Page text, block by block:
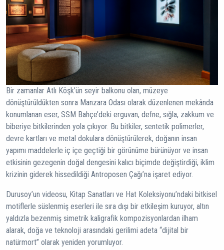
Bir zamanlar Atlı Köşk’ün seyir balkonu olan, müzeye
dönüştürüldükten sonra Manzara Odası olarak düzenlenen mekânda
konumlanan eser, SSM Bahçe’deki erguvan, defne, sığla, zakkum ve
biberiye bitkilerinden yola çıkıyor. Bu bitkiler, sentetik polimerler,
devre kartları ve metal dokulara dönüştürülerek, doğanın insan
yapımı maddelerle iç içe geçtiği bir görünüme bürünüyor ve insan
etkisinin gezegenin doğal dengesini kalıcı biçimde değiştirdiği, iklim
krizinin giderek hissedildiği Antroposen Çağı’na işaret ediyor.
Durusoy’un videosu, Kitap Sanatları ve Hat Koleksiyonu’ndaki bitkisel
motiflerle süslenmiş eserleri ile sıra dışı bir etkileşim kuruyor, altın
yaldızla bezenmiş simetrik kaligrafik kompozisyonlardan ilham
alarak, doğa ve teknoloji arasındaki gerilimi adeta “dijital bir
natürmort” olarak yeniden yorumluyor.